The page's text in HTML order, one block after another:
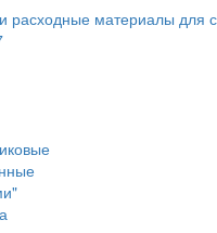
расходные материалы для